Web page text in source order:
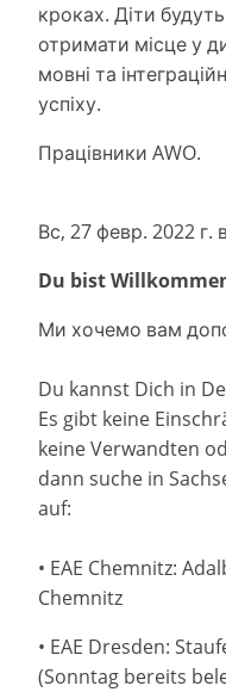
кроках. Діти
отримати місце у
мовні та
успіху.
Працівники AWO.
Вс, 27 февр. 2022 г.
Du bist
Ми хочемо вам
Du kannst Dich in
Es gibt keine
keine Verwandten
dann suche in
auf:
• EAE Chemnitz:
Chemnitz
• EAE Dresden:
(Sonntag bereits